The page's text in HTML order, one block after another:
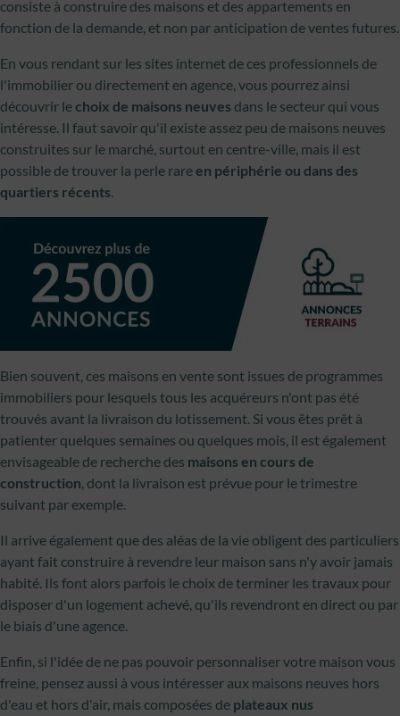
consiste à construire des maisons et des appartements en
fonction de la demande, et non par anticipation de ventes futures.
En vous rendant sur les sites internet de ces professionnels de
l'immobilier ou directement en agence, vous pourrez ainsi
découvrir lechoix de maisons neuves dans le secteur qui vous
intéresse. Il faut savoir qu'il existe assez peu de maisons neuves
construites sur le marché, surtout en centre-ville, mais il est
possible de trouver la perle rareen périphérie ou dans des
quartiers récents.
Bien souvent, ces maisons en vente sont issues de programmes
immobiliers pour lesquels tous les acquéreurs n'ont pas été
trouvés avant la livraison du lotissement. Si vous êtes prêt à
patienter quelques semaines ou quelques mois, il est également
envisageable de recherche des maisons en cours de
construction, dont la livraison est prévue pour le trimestre
suivant par exemple.
Il arrive également que des aléas de la vie obligent des particuliers
ayant fait construire à revendre leur maison sans n'y avoir jamais
habité. Ils font alors parfois le choix de terminer les travaux pour
disposer d'un logement achevé, qu'ils revendront en direct ou par
le biais d'une agence.
Enfin, si l'idée de ne pas pouvoir personnaliser votre maison vous
freine, pensez aussi à vous intéresser aux maisons neuves hors
d'eau et hors d'air, mais composées de plateaux nus